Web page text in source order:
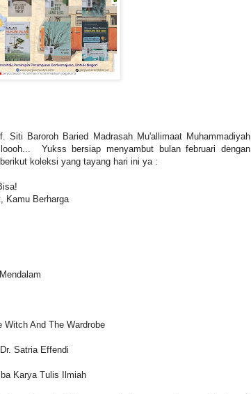
Siti Baroroh Baried Madrasah Mu'allimaat Muhammadiyah
Yukss bersiap menyambut bulan februari dengan
koleksi yang tayang hari ini ya :
Kamu Berharga
Witch And The Wardrobe
Satria Effendi
Karya Tulis Ilmiah